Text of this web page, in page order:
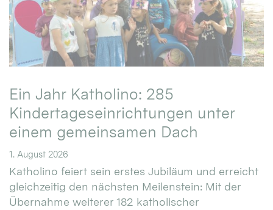
Ein Jahr Katholino: 285
Kindertageseinrichtungen unter
einem gemeinsamen Dach
1. August 2026
Katholino feiert sein erstes Jubiläum und erreicht
gleichzeitig den nächsten Meilenstein: Mit der
Übernahme weiterer 182 katholischer